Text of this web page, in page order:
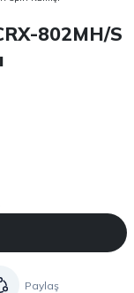
802MH/S
Paylaş